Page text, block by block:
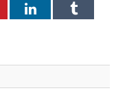
LinkedInTumblr